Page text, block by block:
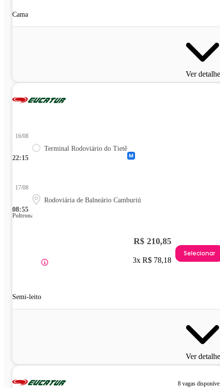
Cama
Ver
22:15
16/08
Terminal Rodoviário do Tietê
08:55
17/08
Rodoviária de Balneário Camburiú
Poltrona
Semi-leito
R$ 210,85
3x R$ 78,18
Selecionar
Ver
8 vagas